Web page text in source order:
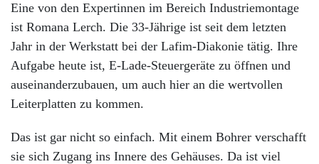
Eine von den Expertinnen im Bereich Industriemontage
ist Romana Lerch. Die 33-Jährige ist seit dem letzten
Jahr in der Werkstatt bei der Lafim-Diakonie tätig. Ihre
Aufgabe heute ist, E-Lade-Steuergeräte zu öffnen und
auseinanderzubauen, um auch hier an die wertvollen
Leiterplatten zu kommen.
Das ist gar nicht so einfach. Mit einem Bohrer verschafft
sie sich Zugang ins Innere des Gehäuses. Da ist viel